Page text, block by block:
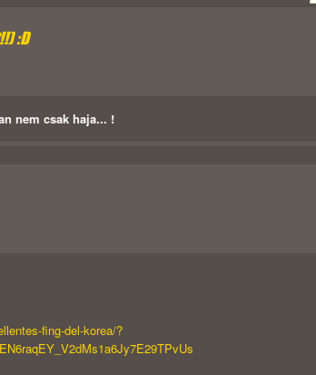
:D
nem csak haja... !
fing-del-korea/?